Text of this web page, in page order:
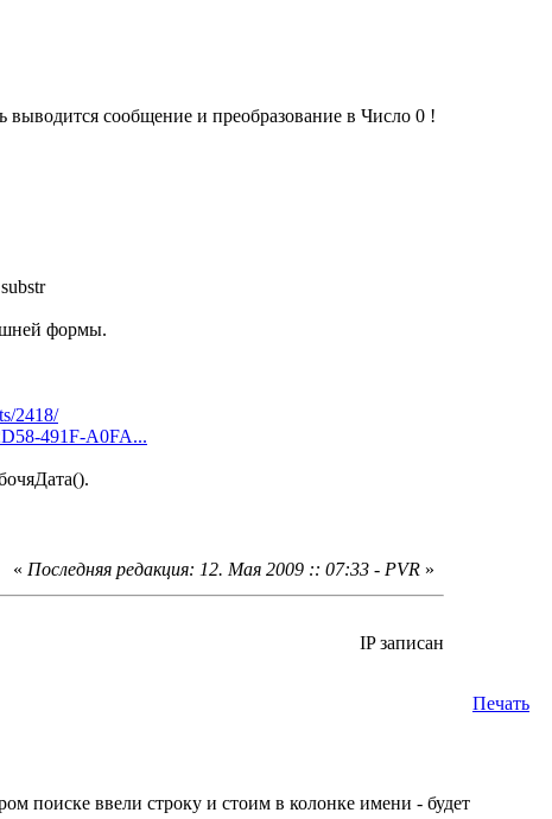
сообщение и преобразование в Число 0 !
формы.
2418/
491F-A0FA...
« Последняя редакция: 12. Мая 2009 :: 07:33 - PVR»
IP записан
Печать
поиске ввели строку и стоим в колонке имени - будет